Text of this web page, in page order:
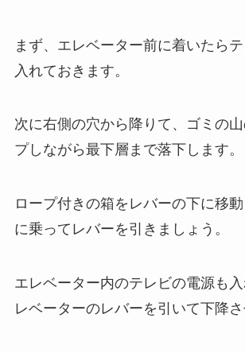
まず、エレベーター前に着いたら
入れておきます。
次に右側の穴から降りて、ゴミの
プしながら最下層まで落下します。
ロープ付きの箱をレバーの下に移
に乗ってレバーを引きましょう。
エレベーター内のテレビの電源も
レベーターのレバーを引いて下降さ